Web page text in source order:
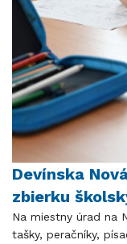
Devínska
zbierku
​​​​​​​Na miestny úrad na
tašky, peračníky,